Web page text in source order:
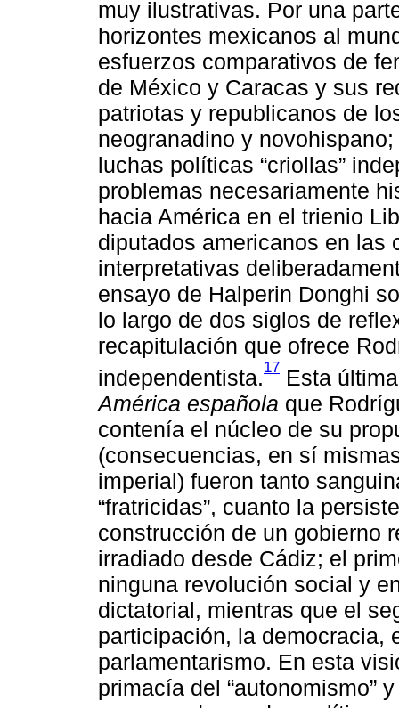
muy ilustrativas. Por una
horizontes mexicanos al
esfuerzos comparativos de
de México y Caracas y sus
patriotas y republicanos de
neogranadino y
luchas políticas “criollas”
problemas necesariamente
hacia América en el trienio
diputados americanos en las
interpretativas
ensayo de Halperin Donghi
lo largo de dos siglos de
recapitulación que ofrece
independentista.17 Esta
América española que
contenía el núcleo de su
(consecuencias, en sí
imperial) fueron tanto
“fratricidas”, cuanto la
construcción de un gobierno
irradiado desde Cádiz; el
ninguna revolución social y
dictatorial, mientras que el
participación, la democracia,
parlamentarismo. En esta
primacía del “autonomismo”